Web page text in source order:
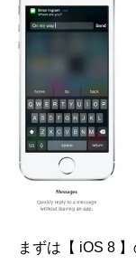
まずは【 iOS 8